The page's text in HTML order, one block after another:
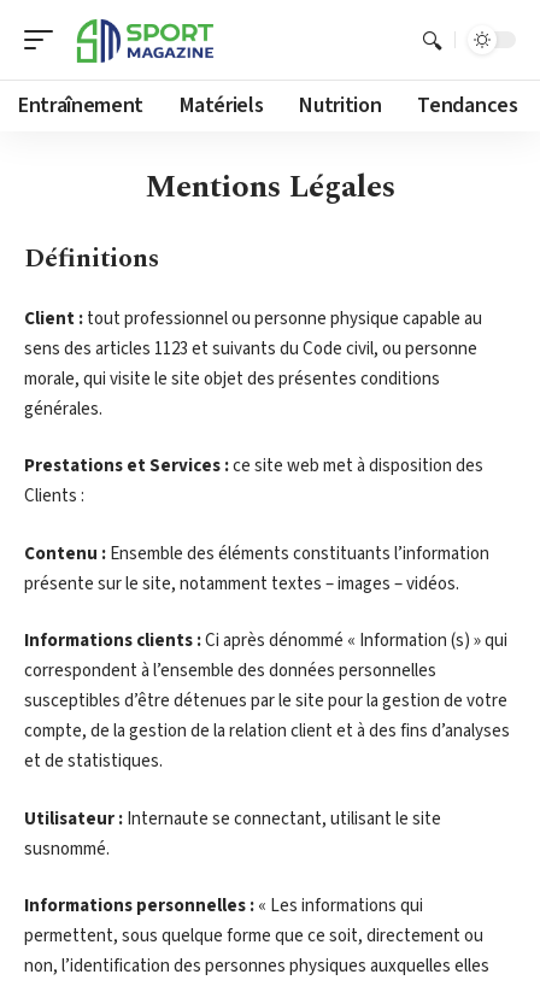
Entraînement Matériels Nutrition Tendances
Mentions Légales
Définitions
Client :tout professionnel ou personne physique capable au
sens des articles 1123 et suivants du Code civil, ou personne
morale, qui visite le site objet des présentes conditions
générales.
Prestations et Services :ce site web met à disposition des
Clients :
Contenu :Ensemble des éléments constituants l’information
présente sur le site, notamment textes – images – vidéos.
Informations clients :Ci après dénommé « Information (s) » qui
correspondent à l’ensemble des données personnelles
susceptibles d’être détenues par le site pour la gestion de votre
compte, de la gestion de la relation client et à des fins d’analyses
et de statistiques.
Utilisateur :Internaute se connectant, utilisant le site
susnommé.
Informations personnelles :« Les informations qui
permettent, sous quelque forme que ce soit, directement ou
non, l’identification des personnes physiques auxquelles elles